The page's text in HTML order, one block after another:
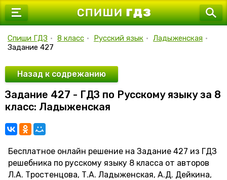
7 класс
9 класс
10 класс
11 класс
Спиши ГДЗ • 8 класс • Русский язык • Ладыженская •
Задание 427
Назад к содрежанию
Задание 427 - ГДЗ по Русскому языку за 8
класс: Ладыженская
Бесплатное онлайн решение на Задание 427 из ГДЗ
решебника по русскому языку 8 класса от авторов
Л.А. Тростенцова, Т.А. Ладыженская, А.Д. Дейкина,